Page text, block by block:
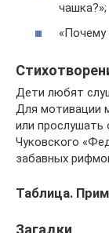
чашка?»;
Дети любят
Для мотивации
или прослушать
Чуковского
забавных
Таблица.
Загадки